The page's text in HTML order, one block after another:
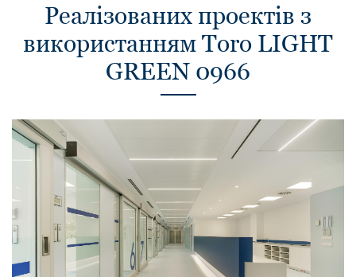
Реалізованих проектів з
використанням Toro LIGHT
GREEN 0966